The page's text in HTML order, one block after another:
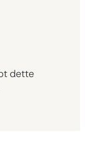
dette